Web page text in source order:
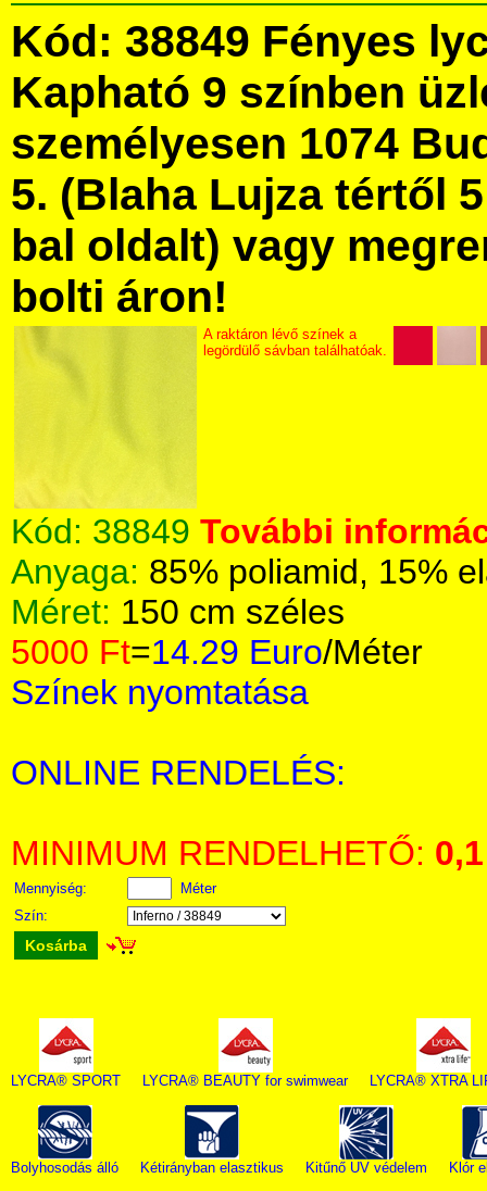
Kód: 38849 Fényes
Kapható 9 színben
személyesen 1074
5. (Blaha Lujza tértől
bal oldalt) vagy
bolti áron!
A raktáron lévő színek a
legördülő sávban találhatóak.
Kód: 38849 További
Anyaga: 85% poliamid, 15%
Méret: 150 cm széles
5000 Ft=14.29 Euro/Méter
Színek nyomtatása
ONLINE RENDELÉS:
MINIMUM RENDELHETŐ: 0,1
Mennyiség:
Méter
Szín:
Kosárba
LYCRA® SPORT LYCRA® BEAUTY for swimwear LYCRA® XTRA
Bolyhosodás álló Kétirányban elasztikus Kitűnő UV védelem Klór